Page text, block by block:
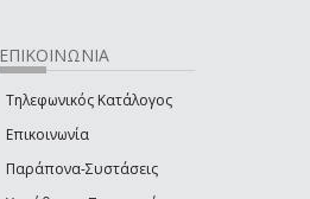
ΕΠΙΚΟΙΝΩΝΙΑ
Τηλεφωνικός Κατάλογος
Επικοινωνία
Παράπονα-Συστάσεις